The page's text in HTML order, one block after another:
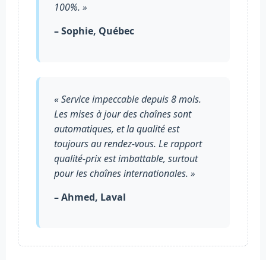
100%. »
– Sophie, Québec
« Service impeccable depuis 8 mois.
Les mises à jour des chaînes sont
automatiques, et la qualité est
toujours au rendez-vous. Le rapport
qualité-prix est imbattable, surtout
pour les chaînes internationales. »
– Ahmed, Laval